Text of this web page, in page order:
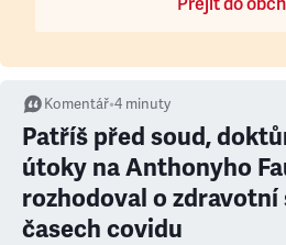
Přejít do
Komentář•4 minuty
Patříš před soud,
útoky na Anthonyho
rozhodoval o
časech covidu